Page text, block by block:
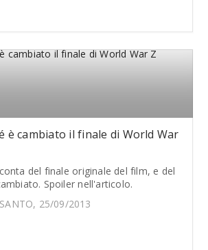
è cambiato il finale di World War
del finale originale del film, e del
Spoiler nell'articolo.
25/09/2013